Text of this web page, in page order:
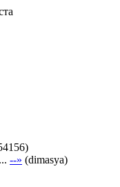
)
--» (dimasya)